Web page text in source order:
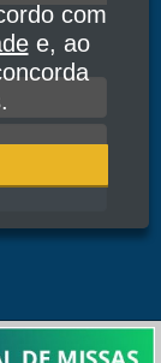
Devotos
com
e, ao